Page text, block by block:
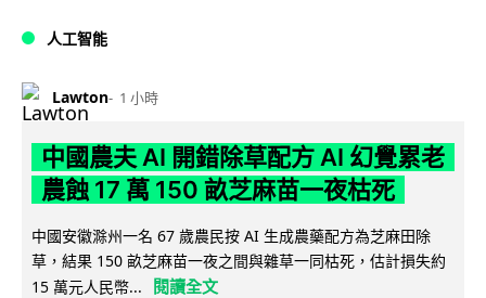
人工智能
Lawton 1 小時
中國農夫 AI 開錯除草配方 AI 幻覺累老
農蝕 17 萬 150 畝芝麻苗一夜枯死
中國安徽滁州一名 67 歲農民按 AI 生成農藥配方為芝麻田除
草，結果 150 畝芝麻苗一夜之間與雜草一同枯死，估計損失約
15 萬元人民幣...
閱讀全文